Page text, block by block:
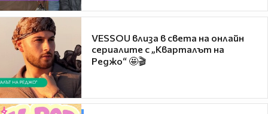
VESSOU влиза в света на онлайн
сериалите с „Кварталът на
Реджо“ 🤩🎬